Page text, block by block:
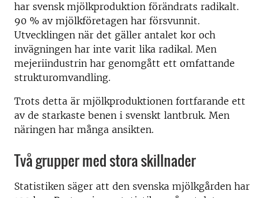
har svensk mjölkproduktion förändrats radikalt.
90 % av mjölkföretagen har försvunnit.
Utvecklingen när det gäller antalet kor och
invägningen har inte varit lika radikal. Men
mejeriindustrin har genomgått ett omfattande
strukturomvandling.
Trots detta är mjölkproduktionen fortfarande ett
av de starkaste benen i svenskt lantbruk. Men
näringen har många ansikten.
Två grupper med stora skillnader
Statistiken säger att den svenska mjölkgården har